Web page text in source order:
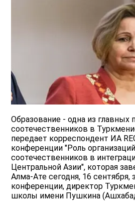
Образование - одна из главных
соотечественников в
передает корреспондент ИА
конференции "Роль
соотечественников в
Центральной Азии", которая
Алма-Ате сегодня, 16 сентября,
конференции, директор
школы имени Пушкина